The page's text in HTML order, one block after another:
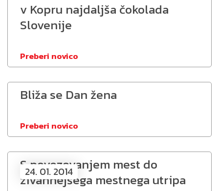
v Kopru najdaljša čokolada
Slovenije
Preberi novico
Bliža se Dan žena
Preberi novico
24. 01. 2014
S povezovanjem mest do
živahnejšega mestnega utripa